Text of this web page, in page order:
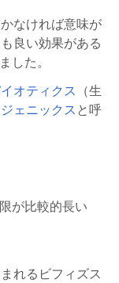
なければ意味が
良い効果がある
した。
オティクス （生
ェニックス と呼
が比較的長い
れるビフィズス